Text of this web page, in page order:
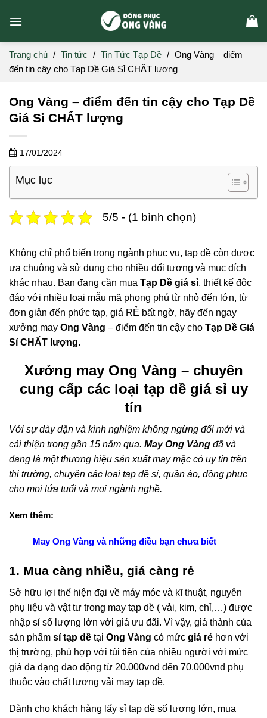
Trang chủ / Tin tức / Tin Tức Tạp Dề / Ong Vàng – điểm
đến tin cậy cho Tạp Dề Giá Sỉ CHẤT lượng
Ong Vàng – điểm đến tin cậy cho Tạp Dề
Giá Sỉ CHẤT lượng
17/01/2024
Mục lục
5/5 - (1 bình chọn)
Không chỉ phổ biến trong ngành phục vụ, tạp dề còn được
ưa chuộng và sử dụng cho nhiều đối tượng và mục đích
khác nhau. Bạn đang cần mua Tạp Dề giá sỉ, thiết kế độc
đáo với nhiều loại mẫu mã phong phú từ nhỏ đến lớn, từ
đơn giản đến phức tạp, giá RẺ bất ngờ, hãy đến ngay
xưởng may Ong Vàng – điểm đến tin cậy cho Tạp Dề Giá
Sỉ CHẤT lượng.
Xưởng may Ong Vàng – chuyên
cung cấp các loại tạp dề giá sỉ uy
tín
Với sự dày dặn và kinh nghiệm không ngừng đổi mới và
cải thiện trong gần 15 năm qua. May Ong Vàng đã và
đang là một thương hiệu sản xuất may mặc có uy tín trên
thị trường, chuyên các loại tạp dề sỉ, quần áo, đồng phục
cho mọi lứa tuổi và mọi ngành nghề.
Xem thêm:
May Ong Vàng và những điều bạn chưa biết
1. Mua càng nhiều, giá càng rẻ
Sở hữu lợi thế hiện đại về máy móc và kĩ thuật, nguyên
phụ liệu và vật tư trong may tạp dề ( vải, kim, chỉ,…) được
nhập sỉ số lượng lớn với giá ưu đãi. Vì vậy, giá thành của
sản phẩm sỉ tạp dề tại Ong Vàng có mức giá rẻ hơn với
thị trường, phù hợp với túi tiền của nhiều người với mức
giá đa dạng dao động từ 20.000vnđ đến 70.000vnđ phụ
thuộc vào chất lượng vải may tạp dề.
Dành cho khách hàng lấy sỉ tạp dề số lượng lớn, mua